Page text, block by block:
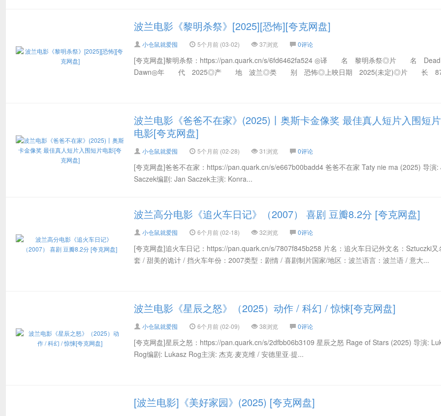
波兰电影《黎明杀祭》[2025][恐怖][夸克网盘]
小仓鼠就爱囤 5个月前 (03-02) 37浏览 0评论
[夸克网盘]黎明杀祭：https://pan.quark.cn/s/6fd6462fa524 ◎译 名 黎明杀祭◎片 名
Dawn◎年 代 2025◎产 地 波兰◎类 别 恐怖◎上映日期 2025(未定)◎片 长 87
波兰电影《爸爸不在家》(2025)丨奥斯卡金像奖 最佳真人短片入围短片
电影[夸克网盘]
小仓鼠就爱囤 5个月前 (02-28) 31浏览 0评论
[夸克网盘]爸爸不在家：https://pan.quark.cn/s/e667b00badd4 爸爸不在家 Taty nie ma (2025) 导演:
Saczek编剧: Jan Saczek主演: Konra...
波兰高分电影《追火车日记》（2007） 喜剧 豆瓣8.2分 [夸克网盘]
小仓鼠就爱囤 6个月前 (02-18) 32浏览 0评论
[夸克网盘]追火车日记：https://pan.quark.cn/s/7807f845b258 片名：追火车日记外文名：Sztuczki又
套 / 甜美的诡计 / 挡火车年份：2007类型：剧情 / 喜剧制片国家/地区：波兰语言：波兰语 / 意大...
波兰电影《星辰之怒》（2025）动作 / 科幻 / 惊悚[夸克网盘]
小仓鼠就爱囤 6个月前 (02-09) 38浏览 0评论
[夸克网盘]星辰之怒：https://pan.quark.cn/s/2dfbb06b3109 星辰之怒 Rage of Stars (2025) 导演:
Rog编剧: Lukasz Rog主演: 杰克·麦克维 / 安德里亚·提...
[波兰电影]《美好家园》(2025) [夸克网盘]